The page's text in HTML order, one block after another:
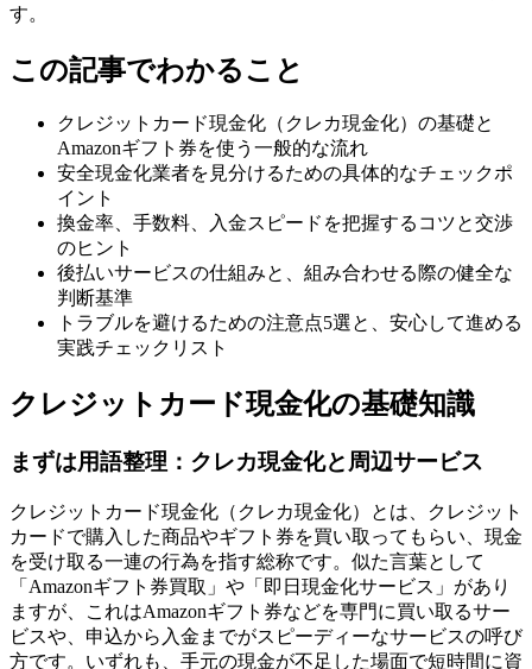
す。
この記事でわかること
クレジットカード現金化（クレカ現金化）の基礎と
Amazonギフト券を使う一般的な流れ
安全現金化業者を見分けるための具体的なチェックポ
イント
換金率、手数料、入金スピードを把握するコツと交渉
のヒント
後払いサービスの仕組みと、組み合わせる際の健全な
判断基準
トラブルを避けるための注意点5選と、安心して進める
実践チェックリスト
クレジットカード現金化の基礎知識
まずは用語整理：クレカ現金化と周辺サービス
クレジットカード現金化（クレカ現金化）とは、クレジット
カードで購入した商品やギフト券を買い取ってもらい、現金
を受け取る一連の行為を指す総称です。似た言葉として
「Amazonギフト券買取」や「即日現金化サービス」があり
ますが、これはAmazonギフト券などを専門に買い取るサー
ビスや、申込から入金までがスピーディーなサービスの呼び
方です。いずれも、手元の現金が不足した場面で短時間に資